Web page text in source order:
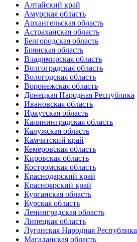
Алтайский край
Амурская область
Архангельская область
Астраханская область
Белгородская область
Брянская область
Владимирская область
Волгоградская область
Вологодская область
Воронежская область
Донецкая Народная Республика
Ивановская область
Иркутская область
Калининградская область
Калужская область
Камчатский край
Кемеровская область
Кировская область
Костромская область
Краснодарский край
Красноярский край
Курганская область
Курская область
Ленинградская область
Липецкая область
Луганская Народная Республика
Магаданская область